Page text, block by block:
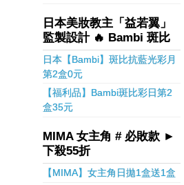
日本美妝教主「益若翼」
監製設計 🔥 Bambi 斑比
日本【Bambi】斑比抗藍光彩月
第2盒0元
【福利品】Bambi斑比彩日第2
盒35元
MIMA 女主角 # 必敗款 ►
下殺55折
【MIMA】女主角日拋1盒送1盒